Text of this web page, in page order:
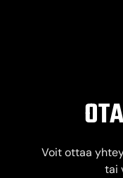
Voit ottaa
tai